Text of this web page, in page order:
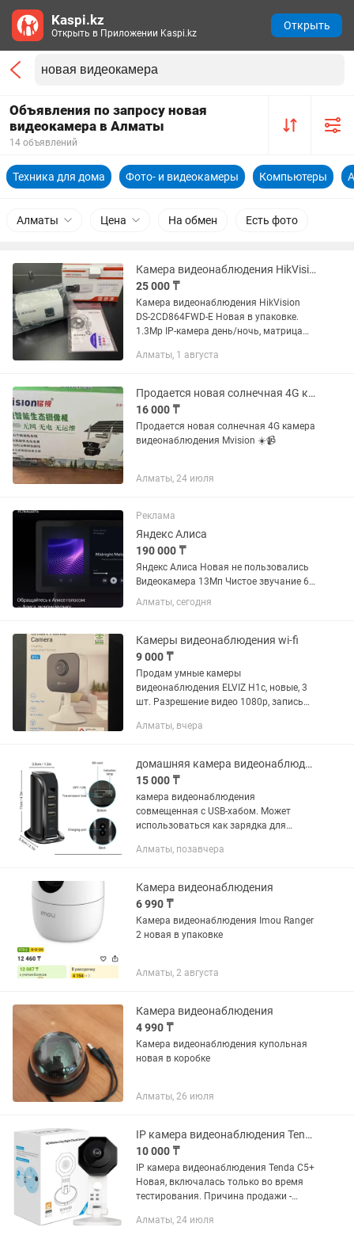
Объявления по запросу новая
видеокамера в Алматы
14 объявлений
Техника для дома Фото- и видеокамеры Компьютеры
Алматы Цена На обмен Есть фото
Камера видеонаблюдения HikVision DS-2CD864FWD-E Новая в упаковке.
25 000 ₸
Камера видеонаблюдения HikVision
DS-2CD864FWD-E Новая в упаковке.
1.3Mp IP-камера день/ночь, матрица
H.264/MPEG-4, цвет: 0.1Люкс/F1.2 AGC
Алматы, 1 августа
Продается новая солнечная 4G камера видеонаблюдения Mvision
16 000 ₸
Продается новая солнечная 4G камера
видеонаблюдения Mvision ☀️📹
Алматы, 24 июля
Реклама
Яндекс Алиса
190 000 ₸
Яндекс Алиса Новая не пользовались
Видеокамера 13Мп Чистое звучание 60
Вт Поворотный Full HD touch-экран
Алматы, сегодня
Камеры видеонаблюдения wi-fi
9 000 ₸
Продам умные камеры
видеонаблюдения ELVIZ H1c, новые, 3
шт. Разрешение видео 1080р, запись
режим ночного видения, запись по
Алматы, вчера
домашняя камера видеонаблюдения совмещенная с USB-хабом.
15 000 ₸
камера видеонаблюдения
совмещенная с USB-хабом. Может
использоваться как зарядка для
флешек. Новая, в упаковке.
Алматы, позавчера
Камера видеонаблюдения
6 990 ₸
Камера видеонаблюдения Imou Ranger
2 новая в упаковке
Алматы, 2 августа
Камера видеонаблюдения
4 990 ₸
Камера видеонаблюдения купольная
новая в коробке
Алматы, 26 июля
IP камера видеонаблюдения Tenda C5
10 000 ₸
IP камера видеонаблюдения Tenda C5+
Новая, включалась только во время
тестирования. Причина продажи -
офисе. Описание IP камера Tenda C5+
Алматы, 24 июля
Kaspi.kz
Открыть в Приложении Kaspi.kz
Открыть